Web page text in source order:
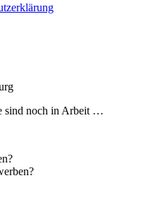
sind noch in Arbeit …